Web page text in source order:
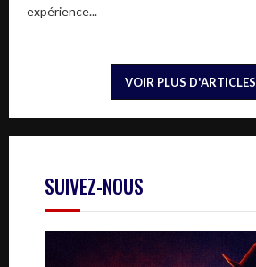
expérience...
VOIR PLUS D'ARTICLES
SUIVEZ-NOUS